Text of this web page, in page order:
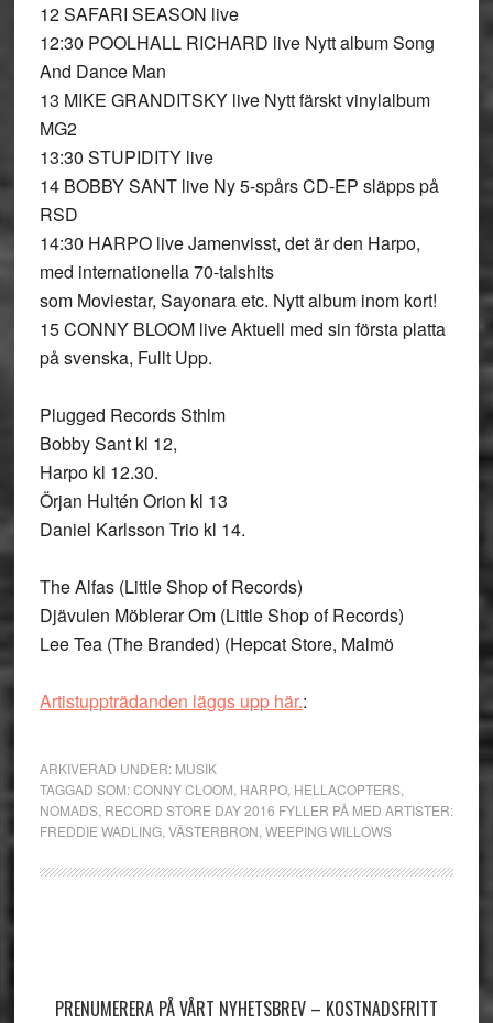
12 SAFARI SEASON live
12:30 POOLHALL RICHARD live Nytt album Song
And Dance Man
13 MIKE GRANDITSKY live Nytt färskt vinylalbum
MG2
13:30 STUPIDITY live
14 BOBBY SANT live Ny 5-spårs CD-EP släpps på
RSD
14:30 HARPO live Jamenvisst, det är den Harpo,
med internationella 70-talshits
som Moviestar, Sayonara etc. Nytt album inom kort!
15 CONNY BLOOM live Aktuell med sin första platta
på svenska, Fullt Upp.
Plugged Records Sthlm
Bobby Sant kl 12,
Harpo kl 12.30.
Örjan Hultén Orion kl 13
Daniel Karlsson Trio kl 14.
The Alfas (Little Shop of Records)
Djävulen Möblerar Om (Little Shop of Records)
Lee Tea (The Branded) (Hepcat Store, Malmö
Artistuppträdanden läggs upp här.:
ARKIVERAD UNDER: MUSIK
TAGGAD SOM:CONNY CLOOM HARPO, HELLACOPTERS,
NOMADS, RECORD STORE DAY 2016 FYLLER PÅ MED ARTISTER:
FREDDIE WADLING, VÄSTERBRON WEEPING WILLOWS
PRENUMERERA PÅ VÅRT NYHETSBREV – KOSTNADSFRITT